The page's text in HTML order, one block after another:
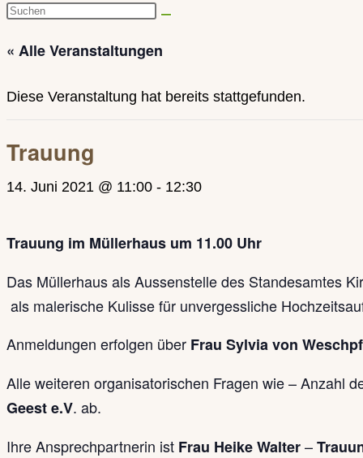
Diese
durchsuchen
« Alle Veranstaltungen
Diese Veranstaltung hat bereits stattgefunden.
Trauung
14. Juni 2021 @ 11:00 - 12:30
Trauung im Müllerhaus um 11.00 Uhr
Das Müllerhaus als Aussenstelle des Standesamtes
als malerische Kulisse für unvergessliche
Anmeldungen erfolgen über Frau Sylvia von
Alle weiteren organisatorischen Fragen wie – Anzahl
Geest e.V. ab.
Ihre Ansprechpartnerin ist Frau Heike Walter–